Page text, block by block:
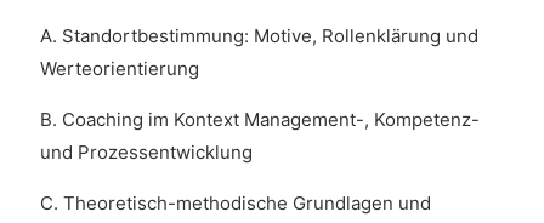
A. Standortbestimmung: Motive, Rollenklärung und
Werteorientierung
B. Coaching im Kontext Management-, Kompetenz-
und Prozessentwicklung
C. Theoretisch-methodische Grundlagen und